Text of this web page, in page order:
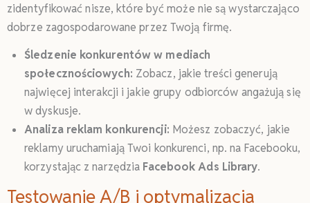
zidentyfikować nisze, które być może nie są wystarczająco
dobrze zagospodarowane przez Twoją firmę.
Śledzenie konkurentów w mediach
społecznościowych: Zobacz, jakie treści generują
najwięcej interakcji i jakie grupy odbiorców angażują się
w dyskusje.
Analiza reklam konkurencji: Możesz zobaczyć, jakie
reklamy uruchamiają Twoi konkurenci, np. na Facebooku,
korzystając z narzędzia Facebook Ads Library.
Testowanie A/B i optymalizacja